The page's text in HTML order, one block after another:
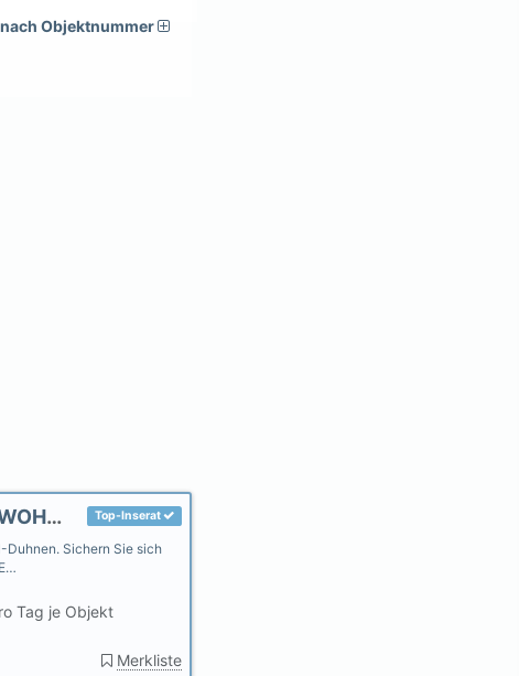
Objektnummer
Top-Inserat
DUHNEN CUXHAVEN MEERBLICK FERIENWOHNUNG MEERKIEKER AM STRAND
Duhnen. Sichern Sie sich
Tag je Objekt
Merkliste